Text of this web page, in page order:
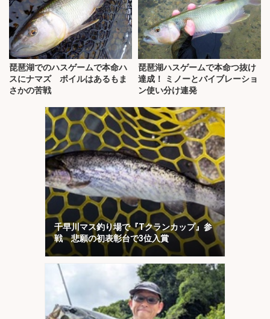
琵琶湖でのハスゲームで本命ハ
スにナマズ ボイルはあるもま
さかの苦戦
琵琶湖ハスゲームで本命つ抜け
達成！ ミノーとバイブレーショ
ン使い分け連発
千早川マス釣り場で『Tクランカップ』参
戦 悲願の初表彰台で3位入賞